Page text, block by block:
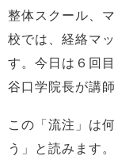
整体スクール、
校では、経絡マ
す。今日は６回
谷口学院長が講
この「流注」は
う」と読みます